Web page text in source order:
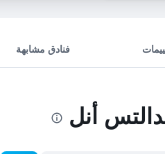
فنادق مشابهة
أنل